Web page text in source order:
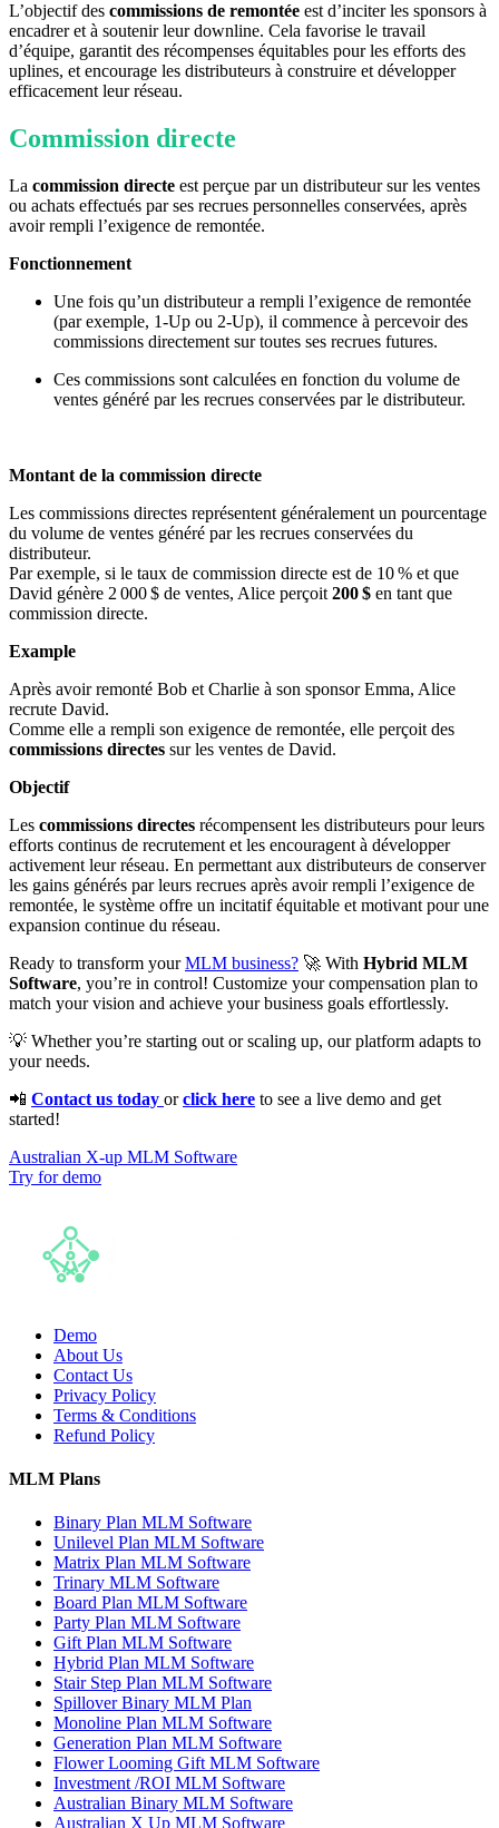
L’objectif des commissions de remontée est d’inciter les sponsors à
encadrer et à soutenir leur downline. Cela favorise le travail
d’équipe, garantit des récompenses équitables pour les efforts des
uplines, et encourage les distributeurs à construire et développer
efficacement leur réseau.
Commission directe
La commission directe est perçue par un distributeur sur les ventes
ou achats effectués par ses recrues personnelles conservées, après
avoir rempli l’exigence de remontée.
Fonctionnement
Une fois qu’un distributeur a rempli l’exigence de remontée
(par exemple, 1-Up ou 2-Up), il commence à percevoir des
commissions directement sur toutes ses recrues futures.
Ces commissions sont calculées en fonction du volume de
ventes généré par les recrues conservées par le distributeur.
Montant de la commission directe
Les commissions directes représentent généralement un pourcentage
du volume de ventes généré par les recrues conservées du
distributeur.
Par exemple, si le taux de commission directe est de 10 % et que
David génère 2 000 $ de ventes, Alice perçoit 200 $ en tant que
commission directe.
Example
Après avoir remonté Bob et Charlie à son sponsor Emma, Alice
recrute David.
Comme elle a rempli son exigence de remontée, elle perçoit des
commissions directes sur les ventes de David.
Objectif
Les commissions directes récompensent les distributeurs pour leurs
efforts continus de recrutement et les encouragent à développer
activement leur réseau. En permettant aux distributeurs de conserver
les gains générés par leurs recrues après avoir rempli l’exigence de
remontée, le système offre un incitatif équitable et motivant pour une
expansion continue du réseau.
Ready to transform yourMLM business? 🚀 With Hybrid MLM
Software, you’re in control! Customize your compensation plan to
match your vision and achieve your business goals effortlessly.
💡 Whether you’re starting out or scaling up, our platform adapts to
your needs.
📲 Contact us today orclick here to see a live demo and get
started!
Australian X-up MLM Software
Try for demo
Demo
About Us
Contact Us
Privacy Policy
Terms & Conditions
Refund Policy
MLM Plans
Binary Plan MLM Software
Unilevel Plan MLM Software
Matrix Plan MLM Software
Trinary MLM Software
Board Plan MLM Software
Party Plan MLM Software
Gift Plan MLM Software
Hybrid Plan MLM Software
Stair Step Plan MLM Software
Spillover Binary MLM Plan
Monoline Plan MLM Software
Generation Plan MLM Software
Flower Looming Gift MLM Software
Investment /ROI MLM Software
Australian Binary MLM Software
Australian X Up MLM Software